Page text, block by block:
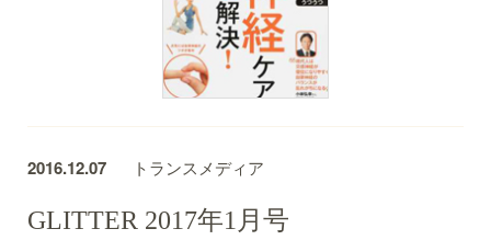
2016.12.07 トランスメディア
GLITTER 2017年1月号